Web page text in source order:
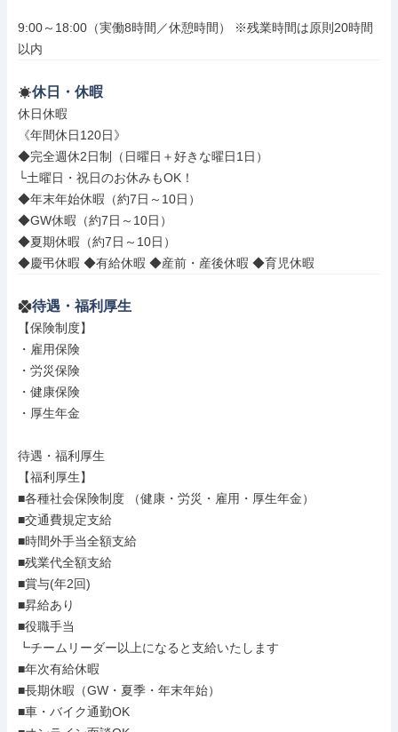
9:00～18:00（実働8時間／休憩時間） ※残業時間は原則20時間
以内
休日・休暇
休日休暇
《年間休日120日》
◆完全週休2日制（日曜日＋好きな曜日1日）
└土曜日・祝日のお休みもOK！
◆年末年始休暇（約7日～10日）
◆GW休暇（約7日～10日）
◆夏期休暇（約7日～10日）
◆慶弔休暇 ◆有給休暇 ◆産前・産後休暇 ◆育児休暇
待遇・福利厚生
【保険制度】
・雇用保険
・労災保険
・健康保険
・厚生年金
待遇・福利厚生
【福利厚生】
■各種社会保険制度 （健康・労災・雇用・厚生年金）
■交通費規定支給
■時間外手当全額支給
■残業代全額支給
■賞与(年2回)
■昇給あり
■役職手当
┗チームリーダー以上になると支給いたします
■年次有給休暇
■長期休暇（GW・夏季・年末年始）
■車・バイク通勤OK